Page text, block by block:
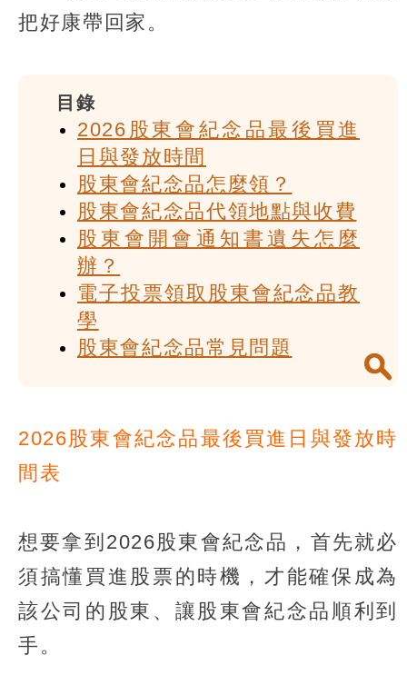
把好康帶回家。
目錄
2026股東會紀念品最後買進
日與發放時間
股東會紀念品怎麼領？
股東會紀念品代領地點與收費
股東會開會通知書遺失怎麼
辦？
電子投票領取股東會紀念品教
學
股東會紀念品常見問題
2026股東會紀念品最後買進日與發放時
間表
想要拿到2026股東會紀念品，首先就必
須搞懂買進股票的時機，才能確保成為
該公司的股東、讓股東會紀念品順利到
手。